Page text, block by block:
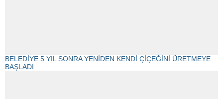
BELEDİYE 5 YIL SONRA YENİDEN KENDİ ÇİÇEĞİNİ ÜRETMEYE
BAŞLADI